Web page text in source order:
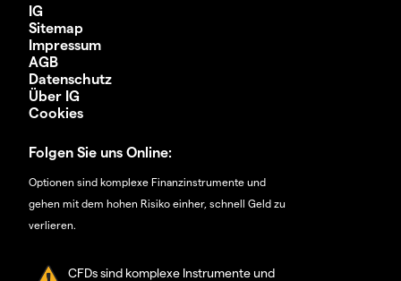
IG
Sitemap
Impressum
AGB
Datenschutz
Über IG
Cookies
Folgen Sie uns Online:
Optionen sind komplexe Finanzinstrumente und
gehen mit dem hohen Risiko einher, schnell Geld zu
verlieren.
CFDs sind komplexe Instrumente und